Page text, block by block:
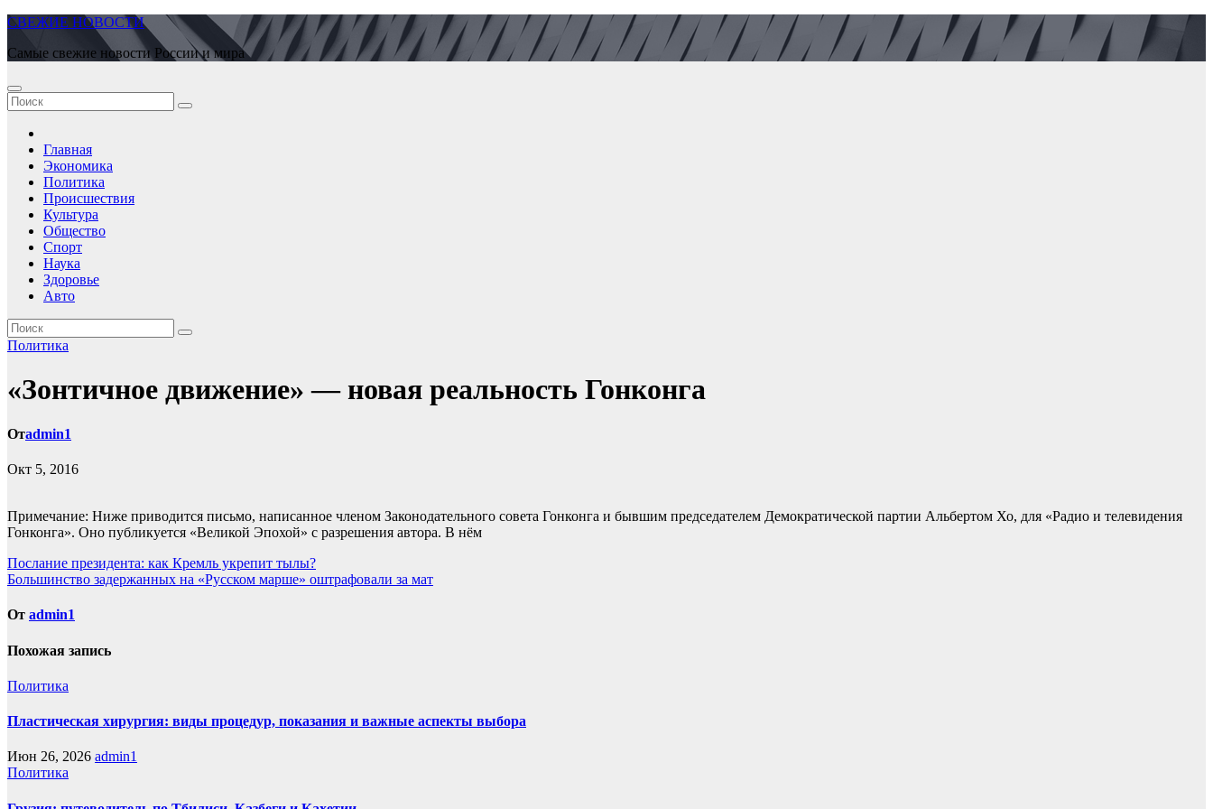
Перейти
содержимому
СВЕЖИЕ НОВОСТИ
Самые свежие новости России и мира
Главная
Экономика
Политика
Происшествия
Культура
Общество
Спорт
Наука
Здоровье
Авто
Политика
«Зонтичное движение» — новая реальность Гонконга
Отadmin1
Окт 5, 2016
Примечание: Ниже приводится письмо, написанное членом Законодательного совета Гонконга и бывшим председателем Демократической партии Альбертом Хо, для «Радио и телевидения
Гонконга». Оно публикуется «Великой Эпохой» с разрешения автора. В нём
Навигация
по
записям
Послание президента: как Кремль укрепит тылы?
Большинство задержанных на «Русском марше» оштрафовали за мат
От admin1
Похожая запись
Политика
Пластическая хирургия: виды процедур, показания и важные аспекты выбора
Июн 26, 2026 admin1
Политика